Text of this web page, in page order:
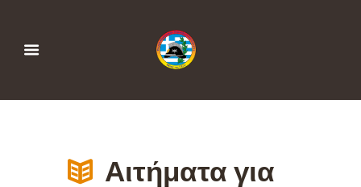
Αιτήματα για